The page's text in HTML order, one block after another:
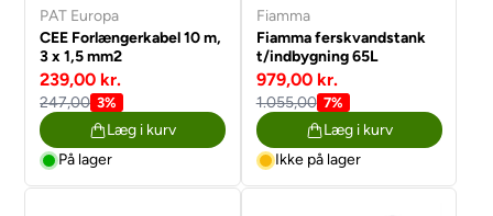
PAT Europa
CEE Forlængerkabel 10 m,
3 x 1,5 mm2
239,00 kr.
247,00 3%
Læg i kurv
På lager
Fiamma
Fiamma ferskvandstank
t/indbygning 65L
979,00 kr.
1.055,00 7%
Læg i kurv
Ikke på lager